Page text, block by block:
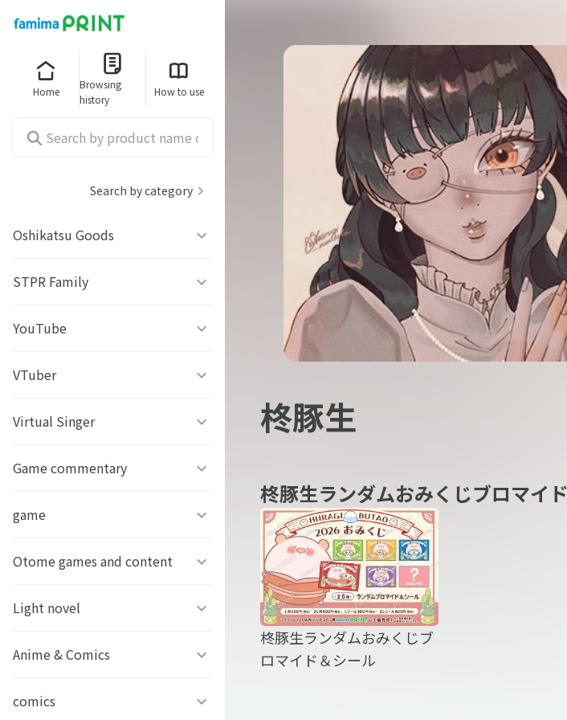
Home
Browsing
history
How to use
Search by category
Oshikatsu Goods
うちわシール
ファミッペ
うちわ背景
写真撮影背景
うちわ文字プリント
GIFUSHO 岐阜県立岐阜商
芸艸堂 推し祈願お守り
STPR Family
AMPTAKｘCOLORS
すとぷり
すにすて - SneakerStep
めておら - Meteorites -
騎士X - Knight X -
とぅるりぷ - True&Lip
YouTube
ねこほうチャンネル
ぼくたちのあそびば
ププ
豆柴富とのふたり暮らし
VTuber
VASE
クラーテイル
ななし学園 方言研究会
描乃EMOイラストシリーズ
Art Stone Entertainment
Virtual Singer
TOKYO6キャラクターズ
Game commentary
アマル
さんちゃんく！
ストグラカップル
モノパスイーツフェス
game
フライハイトクラウディア
ゲームその他
アイドルデスゲームTV
原神
Otome games and content
Clock over ORQUESTA
ときめきメモリアル Girl’s
Light novel
ビーンズ文庫24周年
MFブックス
Anime & Comics
聖女の魔力は万能です
comics
柊豚生
柊豚生ランダムおみくじブロマイ
柊豚生ランダムおみくじブ
ロマイド＆シール